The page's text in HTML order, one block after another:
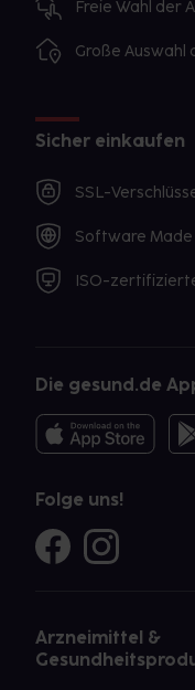
Freie Wahl der
Große Auswahl
Sicher einkaufen
SSL-
Software Made
ISO-
Die gesund.de
Folge uns!
Arzneimittel &